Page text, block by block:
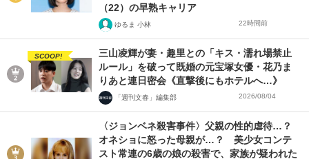
（22）の早熟キャリア
ゆるま 小林 22時間前
SCOOP!
三山凌輝が妻・趣里との「キス・濡れ場禁止
ルール」を破って既婚の元宝塚女優・花乃ま
りあと連日密会《直撃後にもホテルへ…》
「週刊文春」編集部 2026/08/04
〈ジョンベネ殺害事件〉父親の性的虐待…？
オネショに怒った母親が…？ 美少女コンテ
スト常連の6歳の娘の殺害で、家族が疑われた